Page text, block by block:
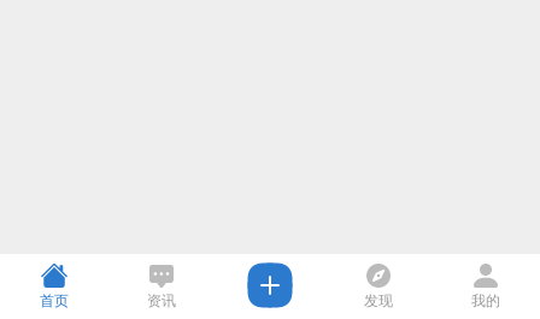
首页 资讯 发现 我的